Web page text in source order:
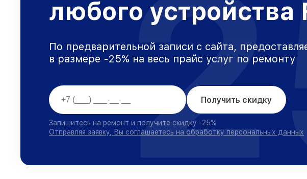
любого устройства
По предварительной записи с сайта,
в размере -25% на весь прайс услуг по ремонту
Получить скидку
Запишитесь на ремонт и получите скидку -25%
Отправляя заявку, Вы соглашаетесь на обработку персональных данных